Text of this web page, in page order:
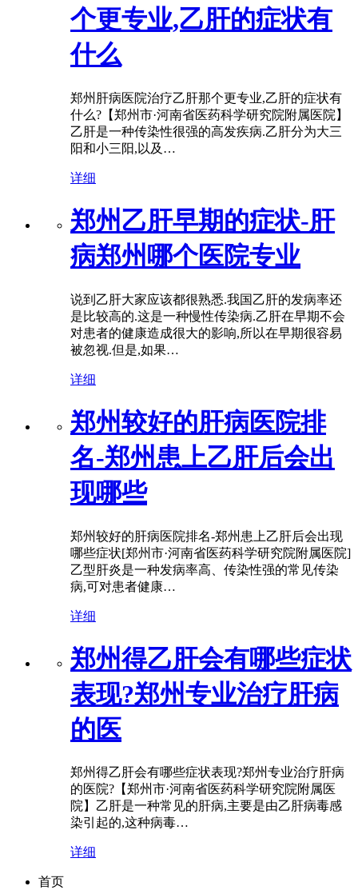
个更专业,乙肝的症状有
什么
郑州肝病医院治疗乙肝那个更专业,乙肝的症状有
什么?【郑州市·河南省医药科学研究院附属医院】
乙肝是一种传染性很强的高发疾病.乙肝分为大三
阳和小三阳,以及…
详细
郑州乙肝早期的症状-肝
病郑州哪个医院专业
说到乙肝大家应该都很熟悉.我国乙肝的发病率还
是比较高的.这是一种慢性传染病.乙肝在早期不会
对患者的健康造成很大的影响,所以在早期很容易
被忽视.但是,如果…
详细
郑州较好的肝病医院排
名-郑州患上乙肝后会出
现哪些
郑州较好的肝病医院排名-郑州患上乙肝后会出现
哪些症状[郑州市·河南省医药科学研究院附属医院]
乙型肝炎是一种发病率高、传染性强的常见传染
病,可对患者健康…
详细
郑州得乙肝会有哪些症状
表现?郑州专业治疗肝病
的医
郑州得乙肝会有哪些症状表现?郑州专业治疗肝病
的医院?【郑州市·河南省医药科学研究院附属医
院】乙肝是一种常见的肝病,主要是由乙肝病毒感
染引起的,这种病毒…
详细
首页